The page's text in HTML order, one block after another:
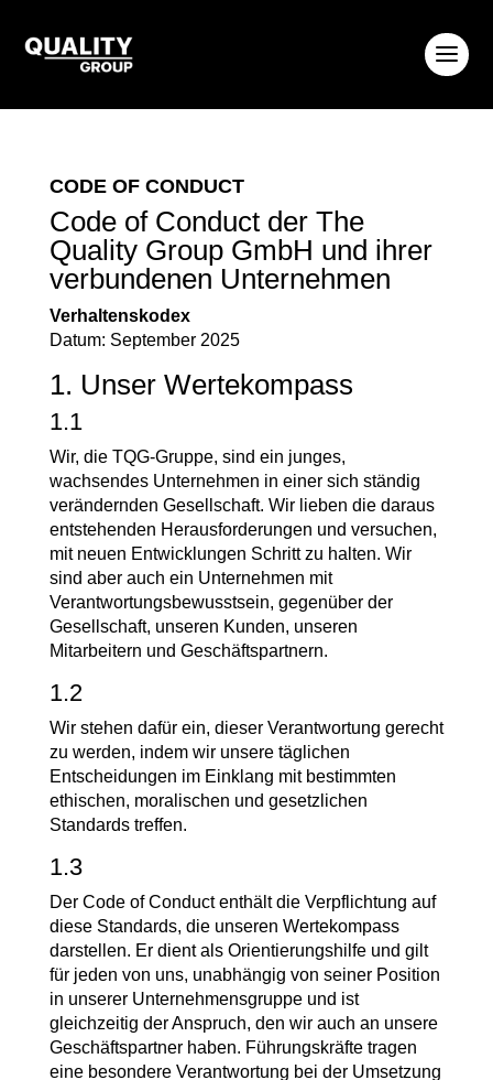
CODE OF CONDUCT
Code of Conduct der The
Quality Group GmbH und ihrer
verbundenen Unternehmen
Verhaltenskodex
Datum: September 2025
1. Unser Wertekompass
1.1
Wir, die TQG-Gruppe, sind ein junges,
wachsendes Unternehmen in einer sich ständig
verändernden Gesellschaft. Wir lieben die daraus
entstehenden Herausforderungen und versuchen,
mit neuen Entwicklungen Schritt zu halten. Wir
sind aber auch ein Unternehmen mit
Verantwortungsbewusstsein, gegenüber der
Gesellschaft, unseren Kunden, unseren
Mitarbeitern und Geschäftspartnern.
1.2
Wir stehen dafür ein, dieser Verantwortung gerecht
zu werden, indem wir unsere täglichen
Entscheidungen im Einklang mit bestimmten
ethischen, moralischen und gesetzlichen
Standards treffen.
1.3
Der Code of Conduct enthält die Verpflichtung auf
diese Standards, die unseren Wertekompass
darstellen. Er dient als Orientierungshilfe und gilt
für jeden von uns, unabhängig von seiner Position
in unserer Unternehmensgruppe und ist
gleichzeitig der Anspruch, den wir auch an unsere
Geschäftspartner haben. Führungskräfte tragen
eine besondere Verantwortung bei der Umsetzung